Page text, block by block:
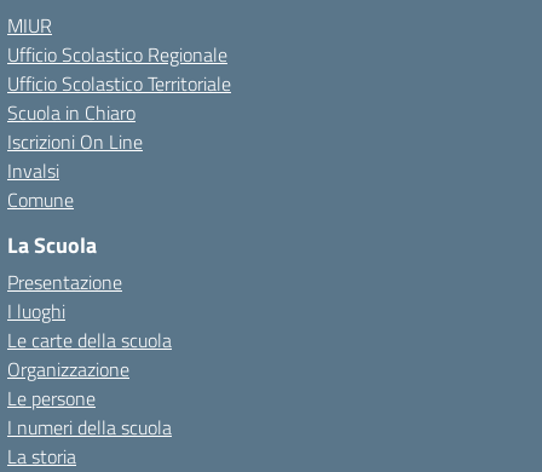
MIUR
Ufficio Scolastico Regionale
Ufficio Scolastico Territoriale
Scuola in Chiaro
Iscrizioni On Line
Invalsi
Comune
La Scuola
Presentazione
I luoghi
Le carte della scuola
Organizzazione
Le persone
I numeri della scuola
La storia